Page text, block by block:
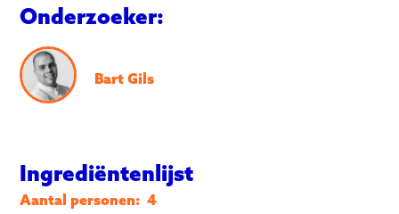
Ingrediëntenlijst
Aantal personen: 4
Onderzoeker:
Bart Gils